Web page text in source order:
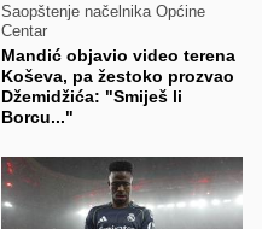
Saopštenje načelnika Općine
Centar
Mandić objavio video terena
Koševa, pa žestoko prozvao
Džemidžića: "Smiješ li
Borcu..."